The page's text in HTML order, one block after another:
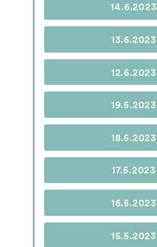
14.6.2023
13.6.2023
12.6.2023
19.5.2023
18.5.2023
17.5.2023
16.5.2023
15.5.2023